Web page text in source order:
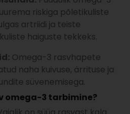
riskiga põletikuliste
artriidi ja teiste
haiguste tekkeks.
Omega-3 rasvhapete
naha kuivuse, ärrituse ja
süvenemisega.
omega-3 tarbimine?